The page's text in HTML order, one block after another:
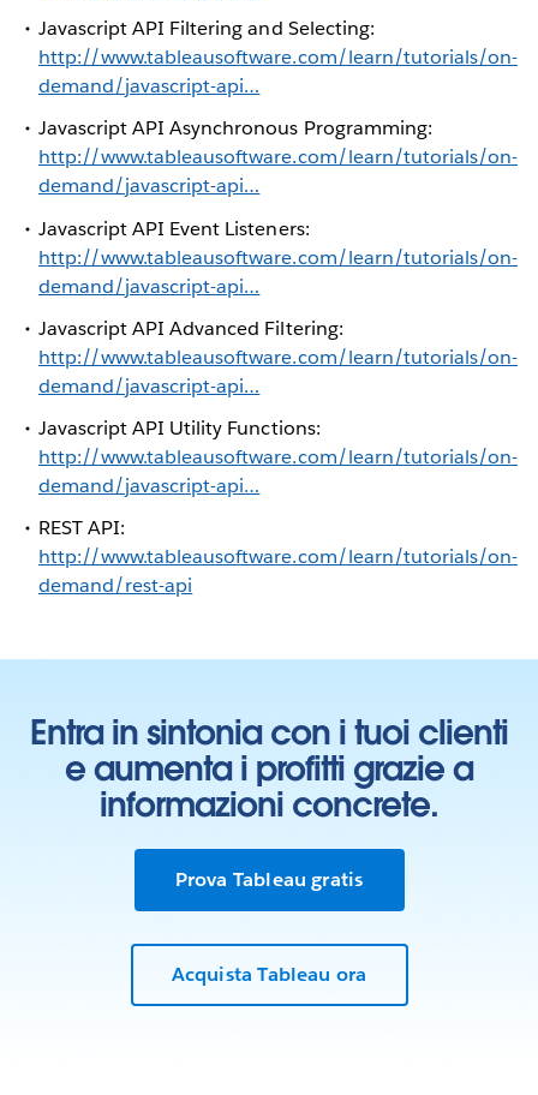
Javascript API Filtering and Selecting:
http://www.tableausoftware.com/learn/tutorials/on-
demand/javascript-api…
Javascript API Asynchronous Programming:
http://www.tableausoftware.com/learn/tutorials/on-
demand/javascript-api…
Javascript API Event Listeners:
http://www.tableausoftware.com/learn/tutorials/on-
demand/javascript-api…
Javascript API Advanced Filtering:
http://www.tableausoftware.com/learn/tutorials/on-
demand/javascript-api…
Javascript API Utility Functions:
http://www.tableausoftware.com/learn/tutorials/on-
demand/javascript-api…
REST API:
http://www.tableausoftware.com/learn/tutorials/on-
demand/rest-api
Entra in sintonia con i tuoi clienti
e aumenta i profitti grazie a
informazioni concrete.
Prova Tableau gratis
Acquista Tableau ora